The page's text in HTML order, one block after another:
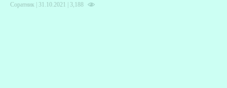
Соратник | 31.10.2021 | 3,188